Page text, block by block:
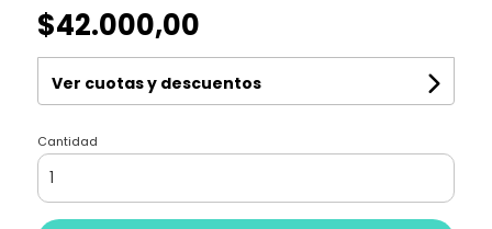
$42.000,00
Ver cuotas y descuentos
Cantidad